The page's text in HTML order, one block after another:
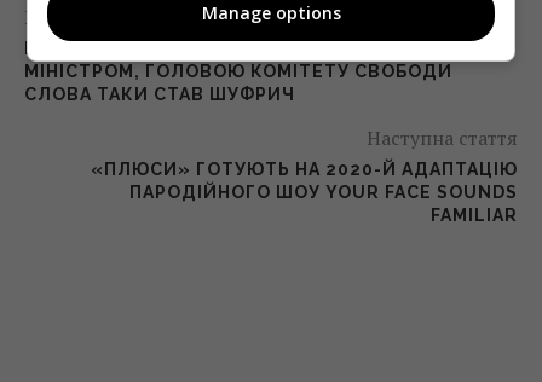
Попередня стаття
РАДА ПРИЗНАЧИЛА БОРОДЯНСЬКОГО
МІНІСТРОМ, ГОЛОВОЮ КОМІТЕТУ СВОБОДИ
СЛОВА ТАКИ СТАВ ШУФРИЧ
Наступна стаття
«ПЛЮСИ» ГОТУЮТЬ НА 2020-Й АДАПТАЦІЮ
ПАРОДІЙНОГО ШОУ YOUR FACE SOUNDS
FAMILIAR
Manage options